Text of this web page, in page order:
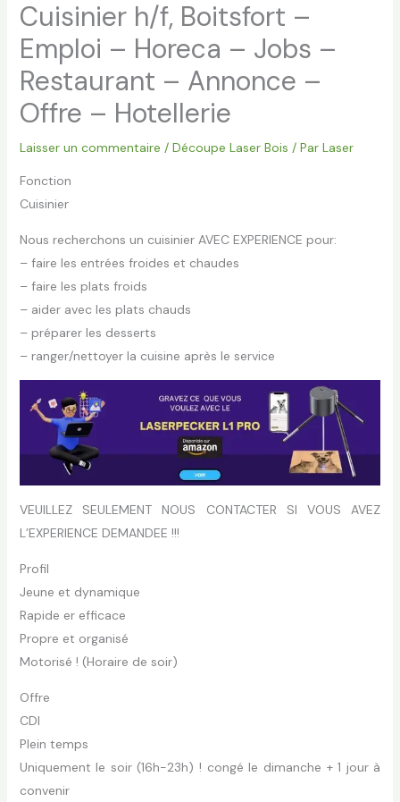
Cuisinier h/f, Boitsfort –
Emploi – Horeca – Jobs –
Restaurant – Annonce –
Offre – Hotellerie
Laisser un commentaire / Découpe Laser Bois / Par Laser
Fonction
Cuisinier
Nous recherchons un cuisinier AVEC EXPERIENCE pour:
– faire les entrées froides et chaudes
– faire les plats froids
– aider avec les plats chauds
– préparer les desserts
– ranger/nettoyer la cuisine après le service
VEUILLEZ SEULEMENT NOUS CONTACTER SI VOUS AVEZ
L’EXPERIENCE DEMANDEE !!!
Profil
Jeune et dynamique
Rapide er efficace
Propre et organisé
Motorisé ! (Horaire de soir)
Offre
CDI
Plein temps
Uniquement le soir (16h-23h) ! congé le dimanche + 1 jour à
convenir